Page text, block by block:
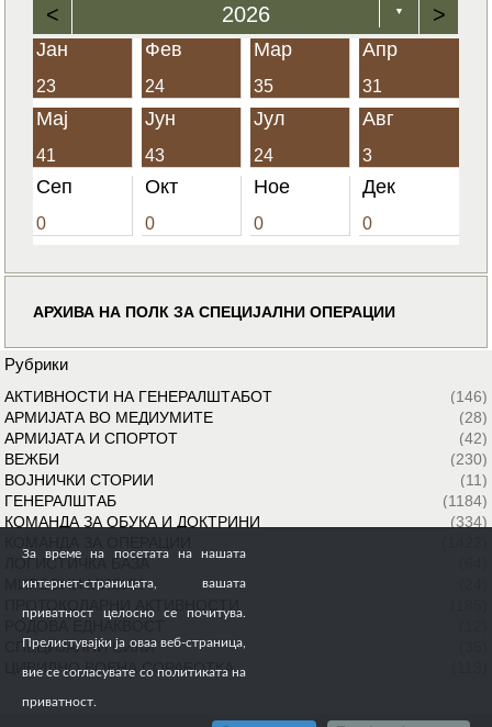
< 2026 ▼ >
Јан
23
Фев
24
Мар
35
Апр
31
Мај
41
Јун
43
Јул
24
Авг
3
Сеп
0
Окт
0
Ное
0
Дек
0
АРХИВА НА ПОЛК ЗА СПЕЦИЈАЛНИ ОПЕРАЦИИ
Рубрики
АКТИВНОСТИ НА ГЕНЕРАЛШТАБОТ
(146)
АРМИЈАТА ВО МЕДИУМИТЕ
(28)
АРМИЈАТА И СПОРТОТ
(42)
ВЕЖБИ
(230)
ВОЈНИЧКИ СТОРИИ
(11)
ГЕНЕРАЛШТАБ
(1184)
КОМАНДА ЗА ОБУКА И ДОКТРИНИ
(334)
ЛОГИСТИЧКА БАЗА
МИРОВНИ МИСИИ
СПЕЦИЈАЛНИ СИЛИ
ЦИВИЛНО ВОЕНА СОРАБОТКА
За време на посетата на нашата
интернет-страницата, вашата
приватност целосно се почитува.
Прелистувајќи ја оваа веб-страница,
вие се согласувате со политиката на
приватност.